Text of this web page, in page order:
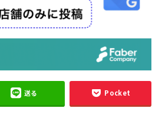
送る Pocket